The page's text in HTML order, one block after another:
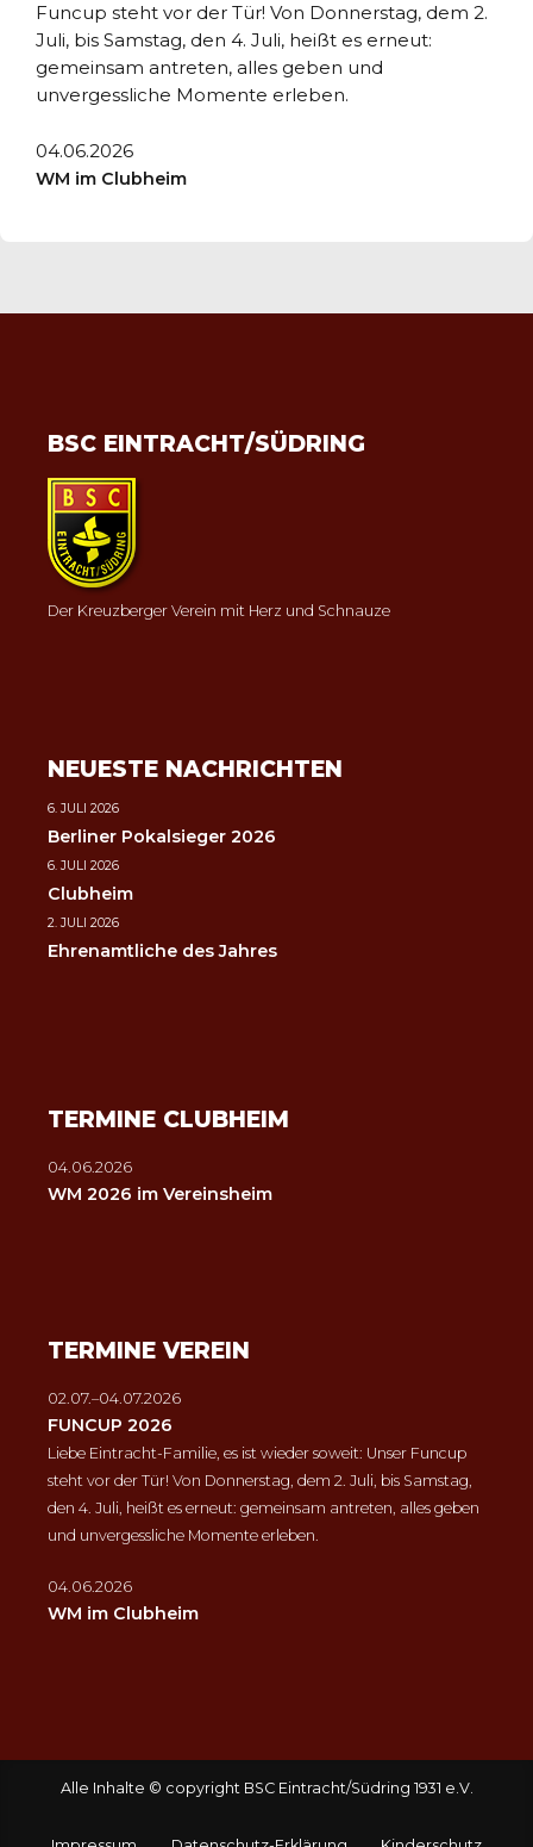
Funcup steht vor der Tür! Von Donnerstag, dem 2.
Juli, bis Samstag, den 4. Juli, heißt es erneut:
gemeinsam antreten, alles geben und
unvergessliche Momente erleben.
04.06.2026
WM im Clubheim
BSC EINTRACHT/SÜDRING
Der Kreuzberger Verein mit Herz und Schnauze
NEUESTE NACHRICHTEN
6. JULI 2026
Berliner Pokalsieger 2026
6. JULI 2026
Clubheim
2. JULI 2026
Ehrenamtliche des Jahres
TERMINE CLUBHEIM
04.06.2026
WM 2026 im Vereinsheim
TERMINE VEREIN
02.07.–04.07.2026
FUNCUP 2026
Liebe Eintracht-Familie, es ist wieder soweit: Unser Funcup
steht vor der Tür! Von Donnerstag, dem 2. Juli, bis Samstag,
den 4. Juli, heißt es erneut: gemeinsam antreten, alles geben
und unvergessliche Momente erleben.
04.06.2026
WM im Clubheim
Alle Inhalte © copyright BSC Eintracht/Südring 1931 e.V.